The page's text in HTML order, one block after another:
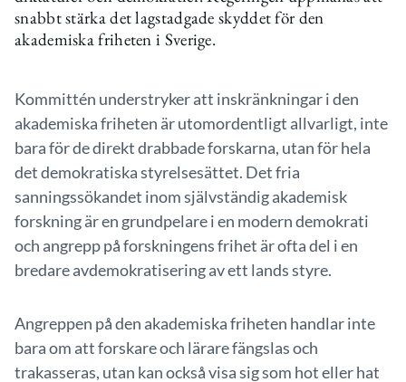
snabbt stärka det lagstadgade skyddet för den
akademiska friheten i Sverige.
Kommittén understryker att inskränkningar i den
akademiska friheten är utomordentligt allvarligt, inte
bara för de direkt drabbade forskarna, utan för hela
det demokratiska styrelsesättet. Det fria
sanningssökandet inom självständig akademisk
forskning är en grundpelare i en modern demokrati
och angrepp på forskningens frihet är ofta del i en
bredare avdemokratisering av ett lands styre.
Angreppen på den akademiska friheten handlar inte
bara om att forskare och lärare fängslas och
trakasseras, utan kan också visa sig som hot eller hat